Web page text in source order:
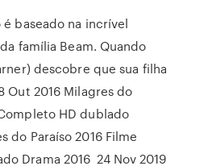
é baseado na incrível
família Beam. Quando
descobre que sua filha
Out 2016 Milagres do
HD dublado
do Paraíso 2016 Filme
Drama 2016 24 Nov 2019